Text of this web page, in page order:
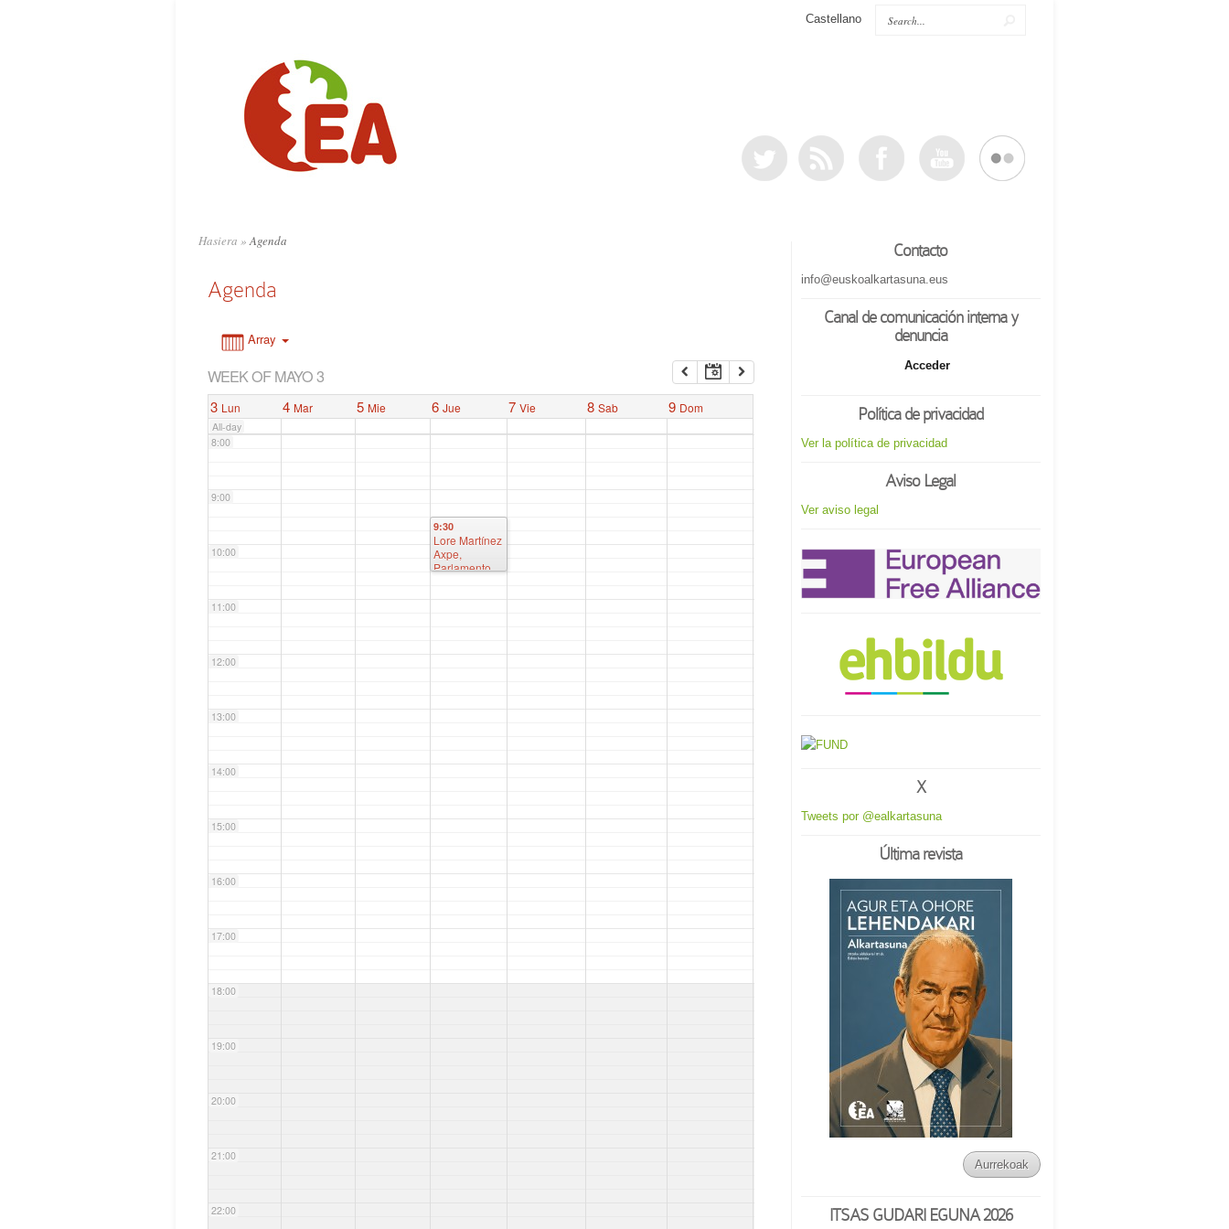
Castellano
Hasiera »Agenda
Agenda
Array
WEEK OF MAYO 3
3 Lun 4 Mar 5 Mie 6 Jue 7 Vie 8 Sab 9 Dom
All-day
6:00
8:00
9:00
10:00
11:00
12:00
13:00
14:00
15:00
16:00
17:00
18:00
19:00
20:00
21:00
22:00
9:30
Lore Martínez
Axpe,
Parlamento
Contacto
info@euskoalkartasuna.eus
Canal de comunicación interna y
denuncia
Acceder
Política de privacidad
Ver la política de privacidad
Aviso Legal
Ver aviso legal
X
Tweets por @ealkartasuna
Última revista
Aurrekoak
ITSAS GUDARI EGUNA 2026